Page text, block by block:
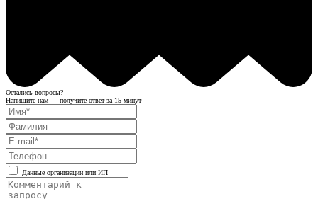
Остались вопросы?
Напишите нам — получите ответ за 15 минут
Данные организации или ИП